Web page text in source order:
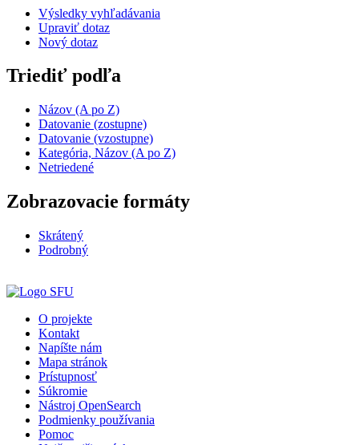
Výsledky vyhľadávania
Upraviť dotaz
Nový dotaz
Triediť podľa
Názov (A po Z)
Datovanie (zostupne)
Datovanie (vzostupne)
Kategória, Názov (A po Z)
Netriedené
Zobrazovacie formáty
Skrátený
Podrobný
O projekte
Kontakt
Napíšte nám
Mapa stránok
Prístupnosť
Súkromie
Nástroj OpenSearch
Podmienky používania
Pomoc